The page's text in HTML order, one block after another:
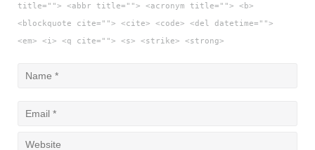
title=""> <abbr title=""> <acronym title=""> <b>
<blockquote cite=""> <cite> <code> <del datetime="">
<em> <i> <q cite=""> <s> <strike> <strong>